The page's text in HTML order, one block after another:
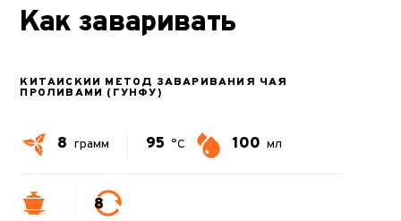
Как заваривать
КИТАЙСКИЙ МЕТОД ЗАВАРИВАНИЯ ЧАЯ
ПРОЛИВАМИ (ГУНФУ)
8 грамм 95 °C 100 мл
8